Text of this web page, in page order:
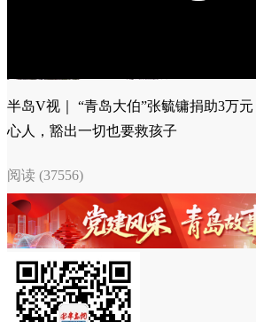
半岛V视｜ “青岛大伯”张毓镛捐助3万
心人，豁出一切也要救孩子
阅读 (37556)